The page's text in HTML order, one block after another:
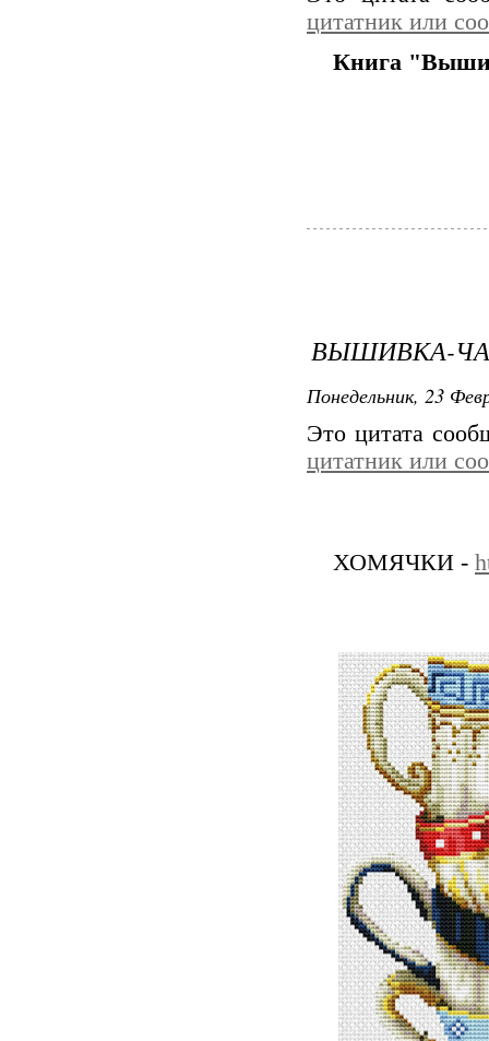
цитатник или
Книга
ВЫШИВКА-
Понедельник, 23
Это цитата
цитатник или
ХОМЯЧКИ -